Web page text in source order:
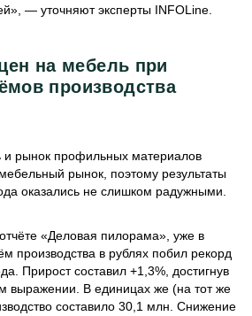
— уточняют эксперты INFOLine.
на мебель при
производства
и рынок профильных материалов
рынок, поэтому результаты
оказались не слишком радужными.
«Деловая пилорама», уже в
производства в рублях побил рекорд
Прирост составил +1,3%, достигнув
выражении. В единицах же (на тот же
составило 30,1 млн. Снижение